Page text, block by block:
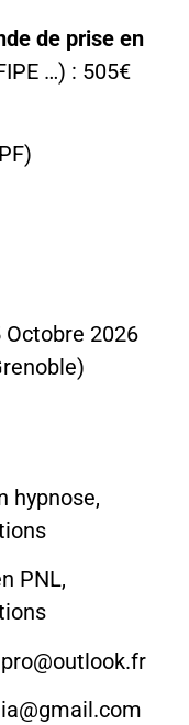
de prise en
…) : 505€
2026
hypnose,
PNL,